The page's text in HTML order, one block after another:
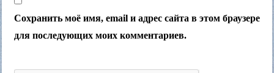
Сохранить моё имя, email и адрес сайта в этом браузере
для последующих моих комментариев.